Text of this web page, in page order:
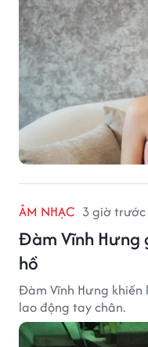
ÂM NHẠC 3 giờ trước
Đàm Vĩnh Hưng
hồ
Đàm Vĩnh Hưng
lao động tay chân.